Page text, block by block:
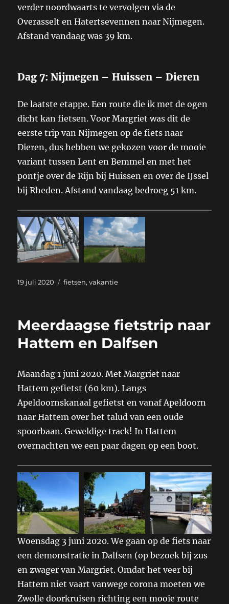
verder noordwaarts te vervolgen via de
Overasselt en Hatertsevennen naar Nijmegen.
Afstand vandaag was 39 km.
Dag 7: Nijmegen – Huissen – Dieren
De laatste etappe. Een route die ik met de ogen
dicht kan fietsen. Voor Margriet was dit de
eerste trip van Nijmegen op de fiets naar
Dieren, dus hebben we gekozen voor de mooie
variant tussen Lent en Bemmel en met het
pontje over de Rijn bij Huissen en over de IJssel
bij Rheden. Afstand vandaag bedroeg 51 km.
Geplaatst
19 juli 2020 Categorieën
fietsen,vakantie
Meerdaagse fietstrip naar
Hattem en Dalfsen
Maandag 1 juni 2020. Met Margriet naar
Hattem gefietst (60 km). Langs
Apeldoornskanaal gefietst en vanaf Apeldoorn
naar Hattem over het talud van een oude
spoorbaan. Geweldige track! In Hattem
overnachten we een paar dagen op een boot.
Woensdag 3 juni 2020. We gaan op de fiets naar
een demonstratie in Dalfsen (op bezoek bij zus
en zwager van Margriet. Omdat het veer bij
Hattem niet vaart vanwege corona moeten we
Zwolle doorkruisen richting een mooie route